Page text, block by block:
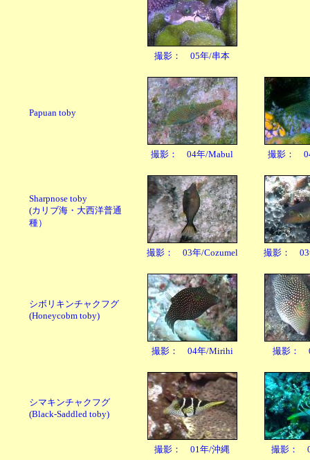
撮影： 05年/串本
Papuan toby
撮影： 04年/Mabul 撮影：
Sharpnose toby
(カリブ海・大西洋普通
種）
撮影： 03年/Cozumel 撮影： 03
シボリキンチャクフグ
(Honeycobm toby)
撮影： 04年/Mirihi 撮影：
シマキンチャクフグ
(Black-Saddled toby)
撮影： 01年/沖縄 撮影：